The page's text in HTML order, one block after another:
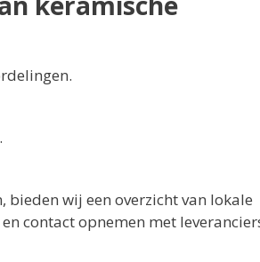
bieden wij een overzicht van lokale
contact opnemen met